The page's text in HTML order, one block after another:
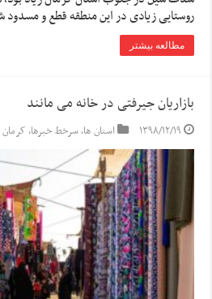
روستایی زیادی در این منطقه قطع و
مطالعه بیشتر
بازاریان جیرفتی در خانه می مانند
۱۳۹۸/۱۲/۱۹ استان ها,سرخط خبرها, کرمان